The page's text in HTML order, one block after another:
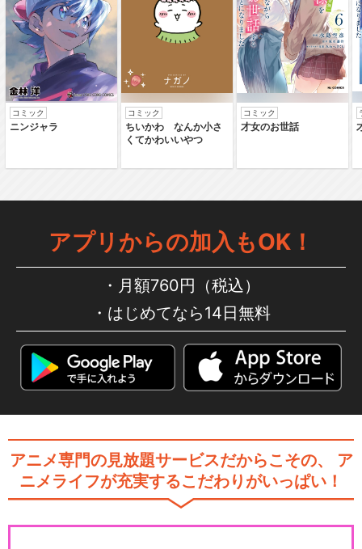
コミック
ニンジャラ
コミック
ちいかわ なんか小さ
くてかわいいやつ
コミック
才女のお世話
アプリからの加入もOK！
月額760円（税込）
はじめてなら14日無料
アニメ専門の見放題サービスだからこその、
ア
ニメライフが充実するこだわりがいっぱい！